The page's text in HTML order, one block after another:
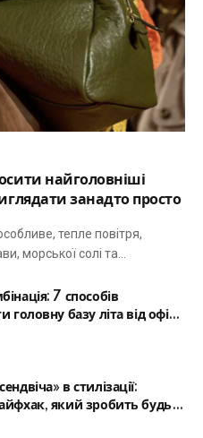
найголовніші
занадто просто
тепле повітря,
морської солі та…
7 способів
головну базу літа від офісу
вечері
в стилізації:
який зробить будь-
гармонійним